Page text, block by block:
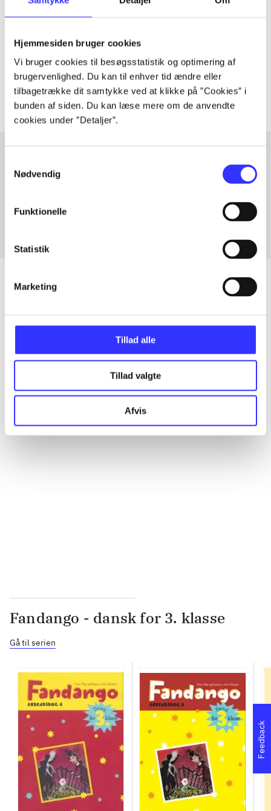
Hjemmesiden bruger cookies
Vi bruger cookies til besøgsstatistik og optimering af
brugervenlighed. Du kan til enhver tid ændre eller
tilbagetrække dit samtykke ved at klikke på ”Cookies” i
bunden af siden. Du kan læse mere om de anvendte
cookies under ”Detaljer”.
Nødvendig
Funktionelle
Statistik
Marketing
Tillad alle
Tillad valgte
Afvis
Artiklen er en del af
lorem ipsum dolor sit amet ...
Artiklerne ihandler ofte om
Artikler med samme emner
Alle registrerede artikler fordelt på udgivelser
Fandango - dansk for 3. klasse
Gå til serien
Feedback